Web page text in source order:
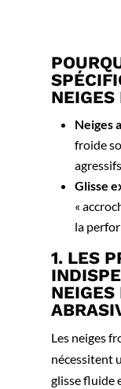
NEIGES
Neiges
froide
Glisse
«
la
1. LES
NEIGES
Les neiges
nécessitent
glisse fluide